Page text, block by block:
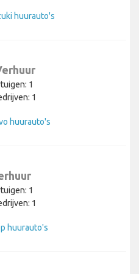
huurauto's
1
1
huurauto's
1
1
huurauto's